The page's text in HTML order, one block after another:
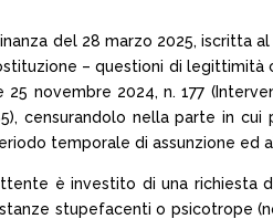
del 28 marzo 2025, iscritta
– questioni di legittimità
25 novembre 2024, n. 177
censurandolo nella parte in
temporale di assunzione ed
è investito di una richiesta
stupefacenti o psicotrope